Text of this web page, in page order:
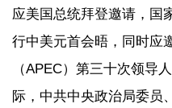
应美国总统拜登邀请，国
行中美元首会晤，同时应
（APEC）第三十次领导
际，中共中央政治局委员